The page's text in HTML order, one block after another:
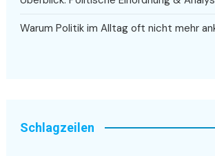
Warum Politik im Alltag oft nicht mehr
Schlagzeilen